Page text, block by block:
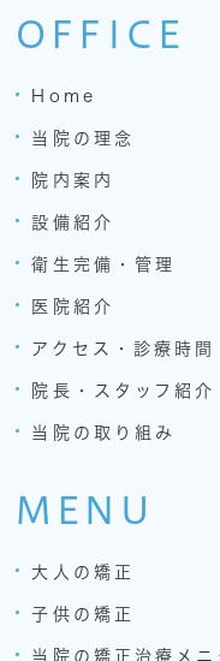
OFFICE
Home
当院の理念
院内案内
設備紹介
衛生完備・管理
医院紹介
アクセス・診療時間
院長・スタッフ紹介
当院の取り組み
MENU
大人の矯正
子供の矯正
当院の矯正治療メニ